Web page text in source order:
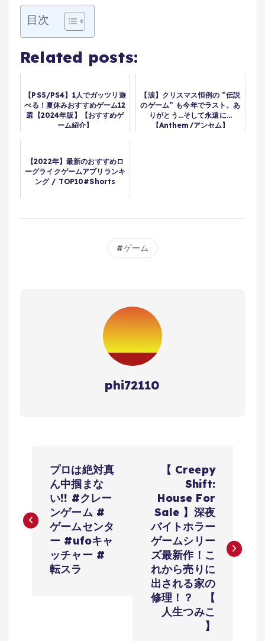
目次
Related posts:
【PS5/PS4】1人でガッツリ遊
べる！夏休みおすすめゲーム12
選【2024年版】【おすすめゲ
ーム紹介】
【涙】クリスマス恒例の ”伝説
のゲーム” も今年でラスト。あ
りがとう…そして永遠に…
【Anthem/アンセム】
【2022年】最新のおすすめロ
ーグライクゲームアプリランキ
ング / TOP10#Shorts
ゲーム
phi72110
ナ
プロは絶対真
ん中掴まな
い!! #クレー
ンゲーム #
ゲームセンタ
ー #ufoキャ
ッチャー #
転スラ
【 Creepy
Shift:
House For
Sale 】深夜
バイトホラー
ゲームシリー
ズ最新作！こ
れから売りに
出される家の
修理！？ 【
人生つみこ
】